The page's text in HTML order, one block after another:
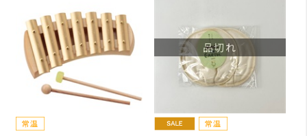
品切れ